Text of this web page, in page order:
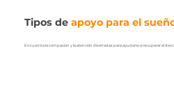
Tipos deapoyo para el
Encuentra la compasión y la atención diseñadas para ayudarte a recuperar el